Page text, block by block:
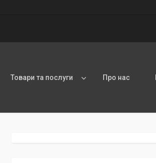
Товари та послуги Про нас